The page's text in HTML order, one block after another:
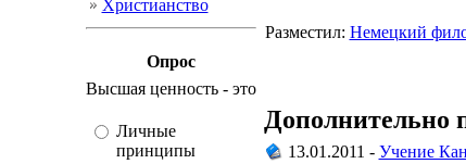
Христианство
Опрос
Высшая ценность - это
Личные
принципы
Разместил: Немецкий
Дополнительно
13.01.2011 - Учение